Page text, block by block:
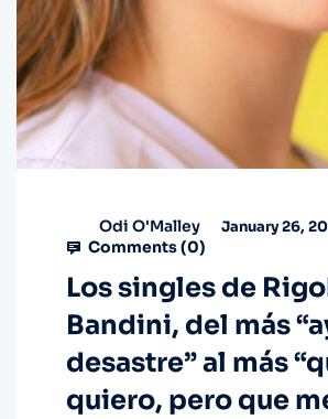
Odi O'Malley January 26,
Comments (0)
Los singles de
Bandini, del más
desastre” al más
quiero, pero que